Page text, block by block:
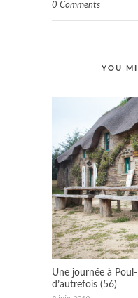
0 Comments
YOU
Une journée à
d’autrefois (56)